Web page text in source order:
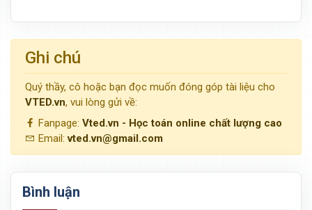
Ghi chú
Quý thầy, cô hoặc bạn đọc muốn đóng góp tài liệu cho
VTED.vn, vui lòng gửi về:
Fanpage: Vted.vn - Học toán online chất lượng cao
Email:vted.vn@gmail.com
Bình luận